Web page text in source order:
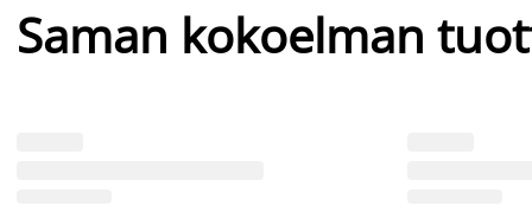
Saman kokoelman